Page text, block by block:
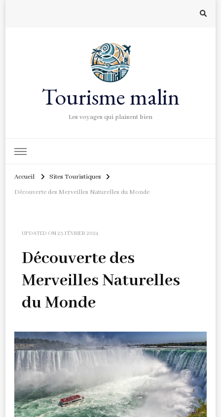
Tourisme malin
Les voyages qui plaisent bien
Accueil
Sites Touristiques
Découverte des Merveilles Naturelles du Monde
UPDATED ON23 FÉVRIER 2024
Découverte des
Merveilles Naturelles
du Monde